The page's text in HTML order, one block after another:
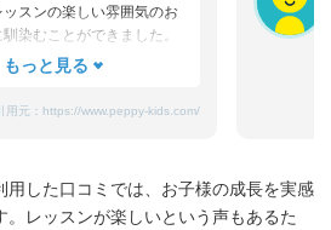
スンの楽しい雰囲気のお
染むことができました。
離れるときに嫌がることも
ときはいつも笑顔です。
せない充実したレッスンだ
ちの子は特に歌やダンス
用元： https://www.peppy-kids.com/
用した口コミでは、お子様の成長を実感
。レッスンが楽しいという声もあるた